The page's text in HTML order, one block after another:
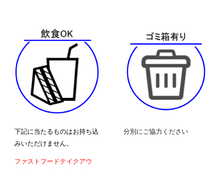
下記に当たるものはお持ち込
みいただけません。
ファストフードテイクアウ
分別にご協力ください